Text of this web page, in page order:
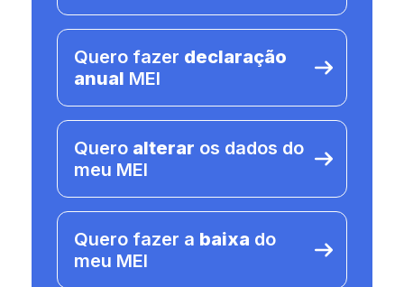
Quero fazer declaração
anual MEI
Quero alterar os dados do
meu MEI
Quero fazer a baixa do
meu MEI